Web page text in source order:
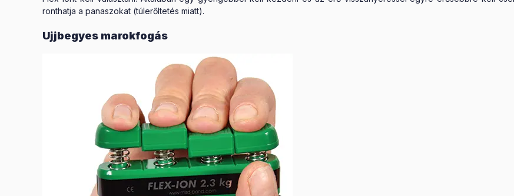
ronthatja a panaszokat (túlerőltetés miatt).
Ujjbegyes marokfogás